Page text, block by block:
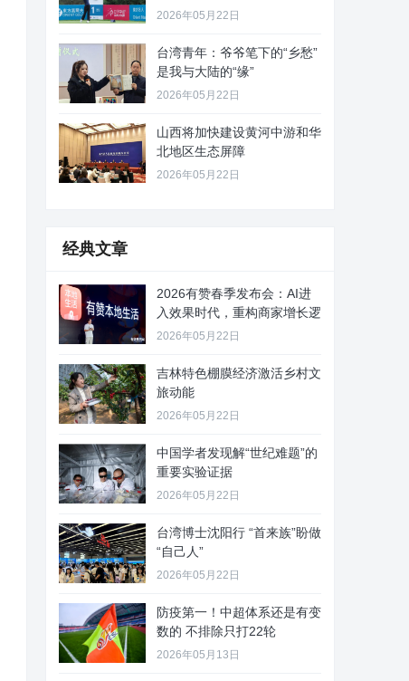
2026年05月22日
台湾青年：爷爷笔下的“乡愁”
是我与大陆的“缘”
2026年05月22日
山西将加快建设黄河中游和华
北地区生态屏障
2026年05月22日
经典文章
2026有赞春季发布会：AI进
入效果时代，重构商家增长逻
2026年05月22日
吉林特色棚膜经济激活乡村文
旅动能
2026年05月22日
中国学者发现解“世纪难题”的
重要实验证据
2026年05月22日
台湾博士沈阳行 “首来族”盼做
“自己人”
2026年05月22日
防疫第一！中超体系还是有变
数的 不排除只打22轮
2026年05月13日